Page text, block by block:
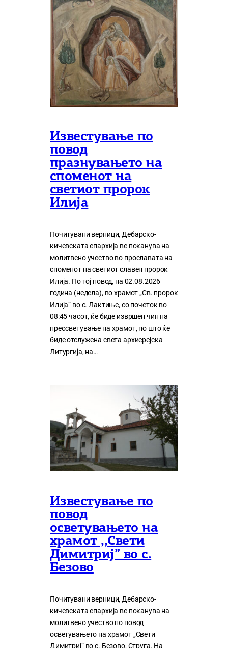
Известување по
повод
празнувањето на
споменот на
светиот пророк
Илија
Почитувани верници, Дебарско-
кичевската епархија ве поканува на
молитвено учество во прославата на
споменот на светиот славен пророк
Илија. По тој повод, на 02.08.2026
година (недела), во храмот „Св. пророк
Илија“ во с. Лактиње, со почеток во
08:45 часот, ќе биде извршен чин на
преосветување на храмот, по што ќе
биде отслужена света архиерејска
Литургија, на…
Известување по
повод
осветувањето на
храмот ,,Свети
Димитриј” во с.
Безово
Почитувани верници, Дебарско-
кичевската епархија ве поканува на
молитвено учество по повод
осветувањето на храмот „Свети
Димитриј“ во с. Безово, Струга. На